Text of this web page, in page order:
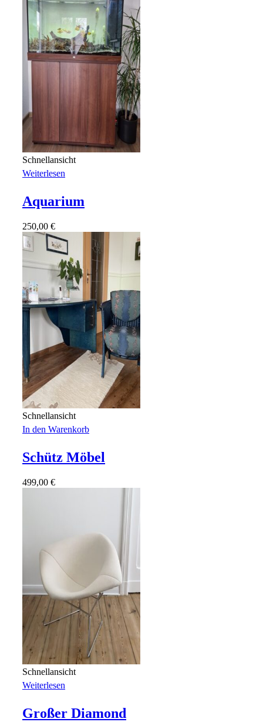
Schnellansicht
Weiterlesen
Aquarium
250,00 €
Schnellansicht
In den Warenkorb
Schütz Möbel
499,00 €
Schnellansicht
Weiterlesen
Großer Diamond